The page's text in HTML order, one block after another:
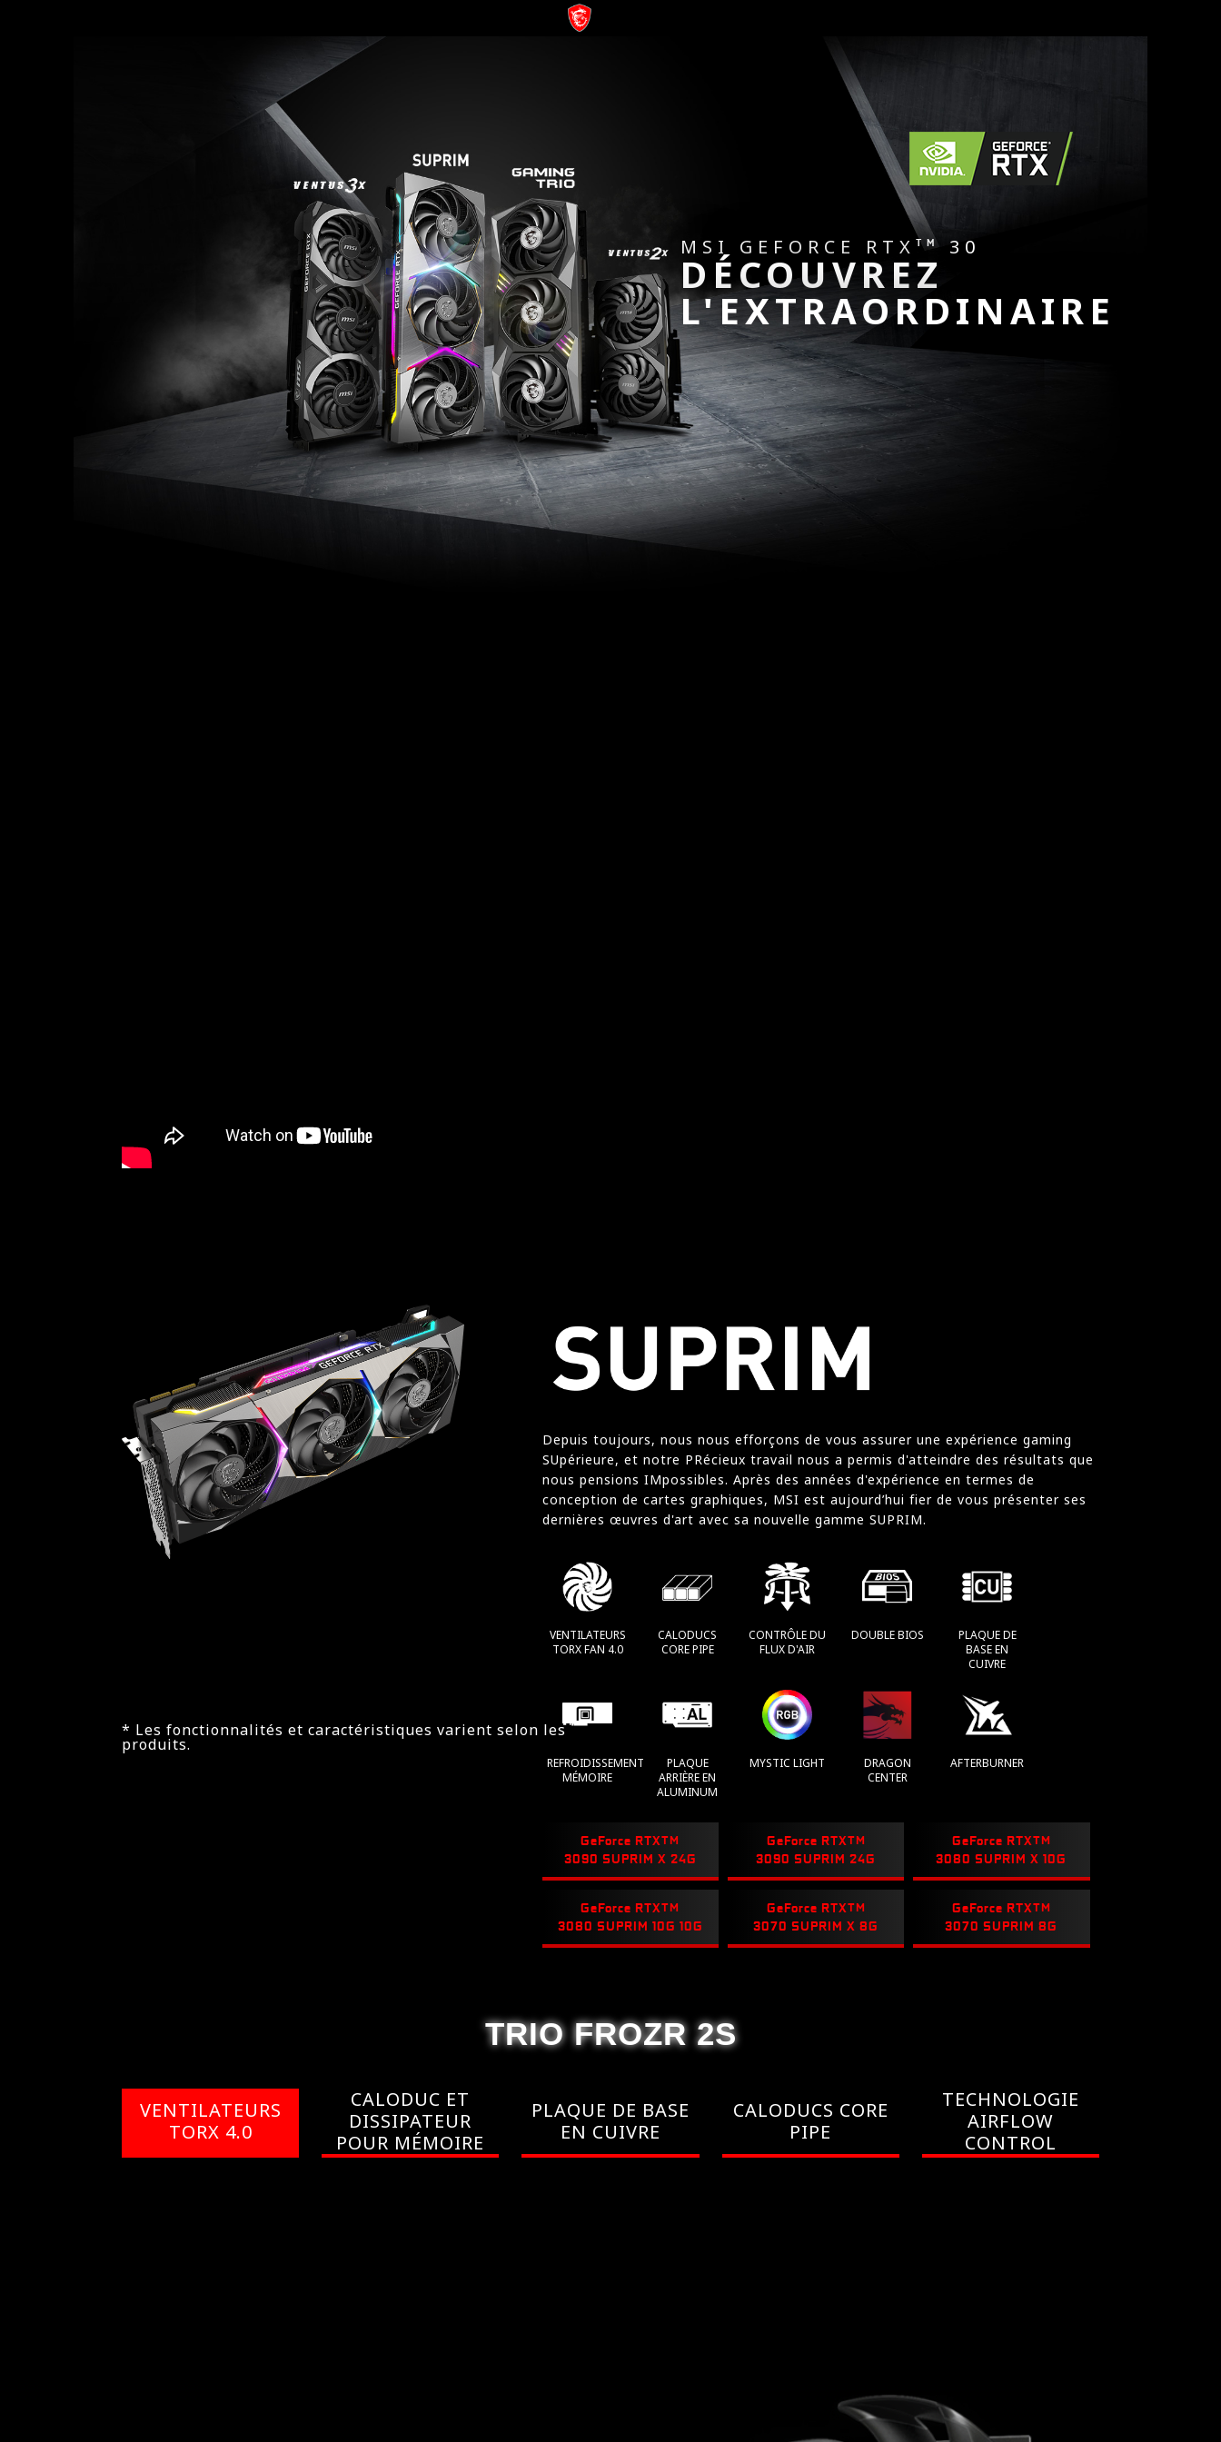
MSI GEFORCE RTX TM 30
DÉCOUVREZ
L'EXTRAORDINAIRE
* Les fonctionnalités et caractéristiques varient selon les
produits.
Depuis toujours, nous nous efforçons de vous assurer une expérience gaming
SUpérieure, et notre PRécieux travail nous a permis d'atteindre des résultats que
nous pensions IMpossibles. Après des années d'expérience en termes de
conception de cartes graphiques, MSI est aujourd’hui fier de vous présenter ses
dernières œuvres d'art avec sa nouvelle gamme SUPRIM.
VENTILATEURS
TORX FAN 4.0
CALODUCS
CORE PIPE
CONTRÔLE DU
FLUX D'AIR
DOUBLE BIOS
PLAQUE DE
BASE EN
CUIVRE
REFROIDISSEMENT
MÉMOIRE
PLAQUE
ARRIÈRE EN
ALUMINUM
MYSTIC LIGHT
DRAGON
CENTER
AFTERBURNER
GeForce RTXTM
3090 SUPRIM X 24G
GeForce RTXTM
3090 SUPRIM 24G
GeForce RTXTM
3080 SUPRIM X 10G
GeForce RTXTM
3080 SUPRIM 10G 10G
GeForce RTXTM
3070 SUPRIM X 8G
GeForce RTXTM
3070 SUPRIM 8G
TRIO FROZR 2S
VENTILATEURS
TORX 4.0
CALODUC ET
DISSIPATEUR
POUR MÉMOIRE
PLAQUE DE BASE
EN CUIVRE
CALODUCS CORE
PIPE
TECHNOLOGIE
AIRFLOW
CONTROL